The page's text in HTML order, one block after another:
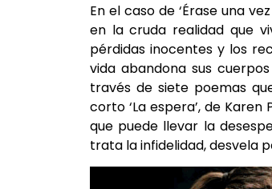
En el caso de ‘Érase una
en la cruda realidad que
pérdidas inocentes y los
vida abandona sus
través de siete poemas
corto ‘La espera’, de
que puede llevar la
trata la infidelidad, desvela